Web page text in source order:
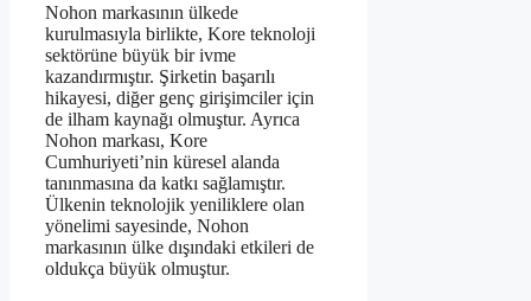
Nohon markasının ülkede
kurulmasıyla birlikte, Kore teknoloji
sektörüne büyük bir ivme
kazandırmıştır. Şirketin başarılı
hikayesi, diğer genç girişimciler için
de ilham kaynağı olmuştur. Ayrıca
Nohon markası, Kore
Cumhuriyeti’nin küresel alanda
tanınmasına da katkı sağlamıştır.
Ülkenin teknolojik yeniliklere olan
yönelimi sayesinde, Nohon
markasının ülke dışındaki etkileri de
oldukça büyük olmuştur.